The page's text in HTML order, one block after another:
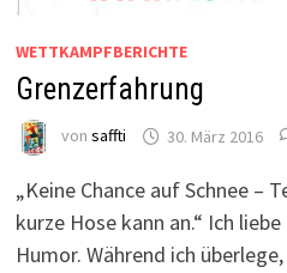
WETTKAMPFBERICHTE
Grenzerfahrung
von saffti 30. März 2016
„Keine Chance auf Schnee –
kurze Hose kann an.“ Ich
Humor. Während ich